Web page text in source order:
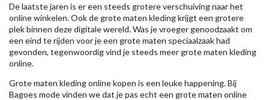
De laatste jaren is er een steeds grotere verschuiving naar het
online winkelen. Ook de grote maten kleding krijgt een grotere
plek binnen deze digitale wereld. Was je vroeger genoodzaakt om
een eind te rijden voor je een grote maten speciaalzaak had
gevonden, tegenwoordig vind je steeds meer grote maten kleding
online.
Grote maten kleding online kopen is een leuke happening. Bij
Bagoes mode vinden we dat je pas echt een grote maten online